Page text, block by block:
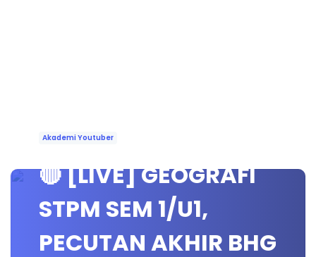
Akademi Youtuber
🔴 [LIVE] GEOGRAFI
STPM SEM 1/U1,
PECUTAN AKHIR BHG